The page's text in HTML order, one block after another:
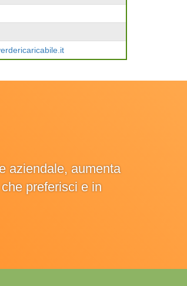
aziendale, aumenta
preferisci e in